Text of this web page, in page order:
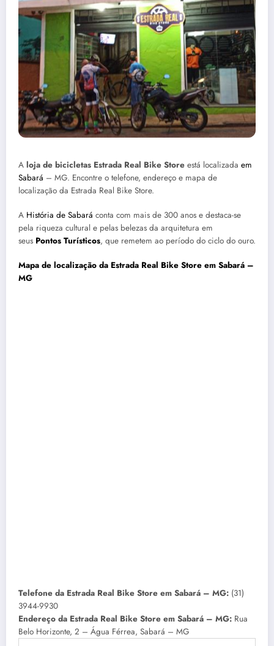
A loja de bicicletas Estrada Real Bike Store está localizada em
Sabará – MG. Encontre o telefone, endereço e mapa de
localização da Estrada Real Bike Store.
A História de Sabará conta com mais de 300 anos e destaca-se
pela riqueza cultural e pelas belezas da arquitetura em
seus Pontos Turísticos, que remetem ao período do ciclo do ouro.
Mapa de localização da Estrada Real Bike Store em Sabará –
MG
Telefone da Estrada Real Bike Store em Sabará – MG: (31)
3944-9930
Endereço da Estrada Real Bike Store em Sabará – MG: Rua
Belo Horizonte, 2 – Água Férrea, Sabará – MG